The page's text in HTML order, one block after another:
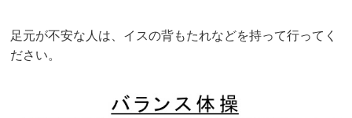
足元が不安な人は、イスの背もたれなどを持って行ってく
ださい。